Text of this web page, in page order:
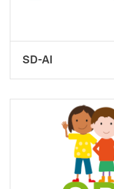
SD-AI